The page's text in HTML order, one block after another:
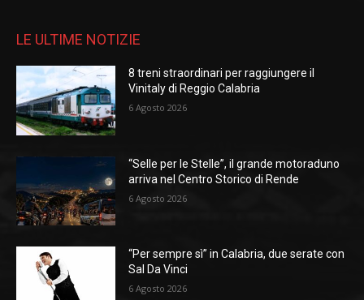
LE ULTIME NOTIZIE
8 treni straordinari per raggiungere il
Vinitaly di Reggio Calabria
6 Agosto 2026
“Selle per le Stelle”, il grande motoraduno
arriva nel Centro Storico di Rende
6 Agosto 2026
“Per sempre sì” in Calabria, due serate con
Sal Da Vinci
6 Agosto 2026